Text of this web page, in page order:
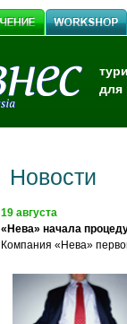
для
Новости
19 августа
«Нева» начала
Компания «Нева»